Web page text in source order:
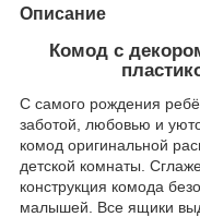
Описание
Комод с
С самого рождения
заботой, любовью и
комод оригинальной
детской комнаты.
конструкция комода
малышей. Все ящики